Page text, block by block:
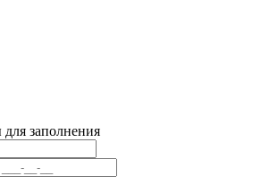
для заполнения